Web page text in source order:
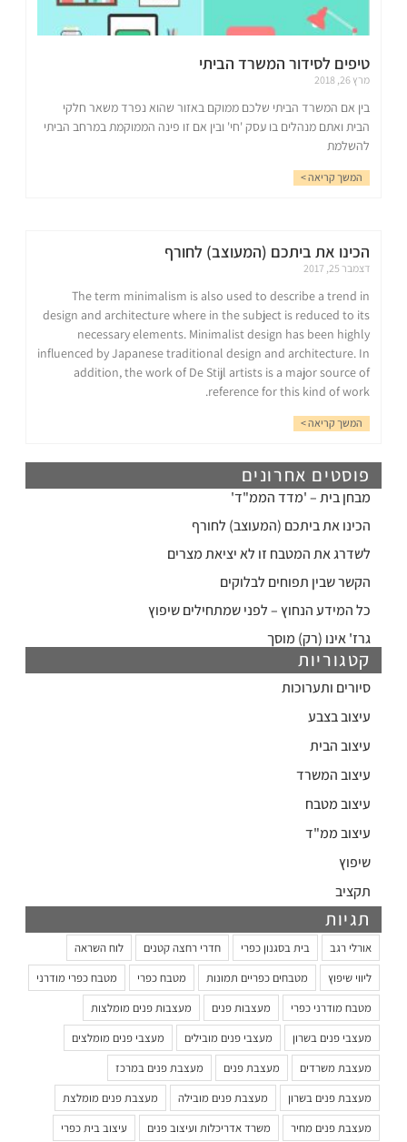
פוסטים אחרונים
מבחן בית – 'מדד הממ"ד'
הכינו את ביתכם (המעוצב) לחורף
לשדרג את המטבח זו לא יציאת מצרים
הקשר שבין תפוחים לבלוקים
כל המידע הנחוץ – לפני שמתחילים שיפוץ
גרז' אינו (רק) מוסך
קטגוריות
סיורים ותערוכות
עיצוב בצבע
עיצוב הבית
עיצוב המשרד
עיצוב מטבח
עיצוב ממ"ד
שיפוץ
תקציב
תגיות
אורלי רגב בית בסגנון כפרי חדרי רחצה קטנים
לוח השראה
ליווי שיפוץ
מטבחים כפריים תמונות מטבח כפרי
מטבח כפרי מודרני
מטבח מודרני כפרי
מעצבות פנים
מעצבות פנים מומלצות
מעצבי פנים בשרון
מעצבי פנים מובילים
מעצבי פנים מומלצים
מעצבת משרדים
מעצבת פנים
מעצבת פנים במרכז
מעצבת פנים בשרון
מעצבת פנים מובילה
מעצבת פנים מומלצת
מעצבת פנים מחיר
משרד אדריכלות ועיצוב פנים עיצוב בית כפרי
טיפים לסידור המשרד הביתי
מרץ 26, 2018
בין אם המשרד הביתי שלכם ממוקם באזור שהוא נפרד משאר חלקי
הבית ואתם מנהלים בו עסק 'חי' ובין אם זו פינה הממוקמת במרחב הביתי
להשלמת
המשך קריאה >
הכינו את ביתכם (המעוצב) לחורף
דצמבר 25, 2017
The term minimalism is also used to describe a trend in
design and architecture where in the subject is reduced to its
necessary elements. Minimalist design has been highly
influenced by Japanese traditional design and architecture. In
addition, the work of De Stijl artists is a major source of
reference for this kind of work.
המשך קריאה >